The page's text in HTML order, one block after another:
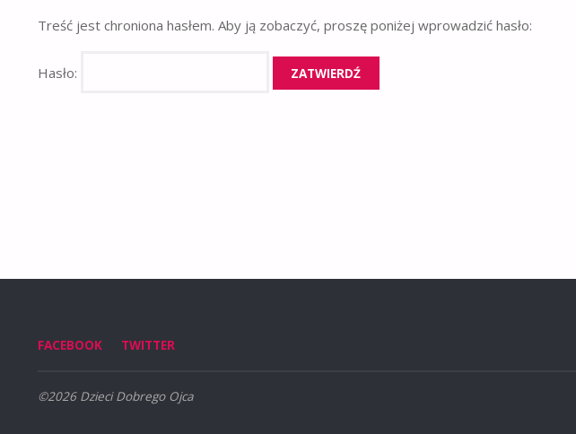
Treść jest chroniona hasłem. Aby ją zobaczyć, proszę poniżej wprowadzić hasło:
Hasło:
FACEBOOK TWITTER
©2026 Dzieci Dobrego Ojca